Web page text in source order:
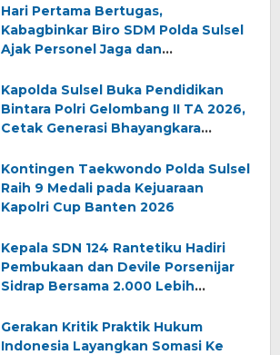
Hari Pertama Bertugas,
Kabagbinkar Biro SDM Polda Sulsel
Ajak Personel Jaga dan
Kapolda Sulsel Buka Pendidikan
Bintara Polri Gelombang II TA 2026,
Cetak Generasi Bhayangkara
Kontingen Taekwondo Polda Sulsel
Raih 9 Medali pada Kejuaraan
Kapolri Cup Banten 2026
Kepala SDN 124 Rantetiku Hadiri
Pembukaan dan Devile Porsenijar
Sidrap Bersama 2.000 Lebih
Gerakan Kritik Praktik Hukum
Indonesia Layangkan Somasi Ke